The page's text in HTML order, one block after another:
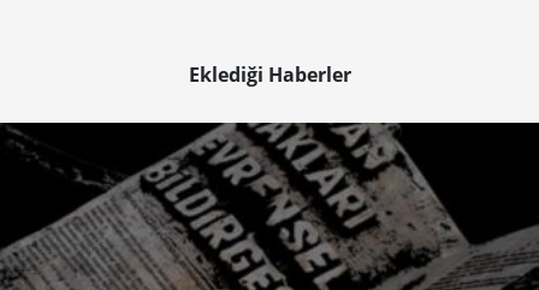
Eklediği Haberler